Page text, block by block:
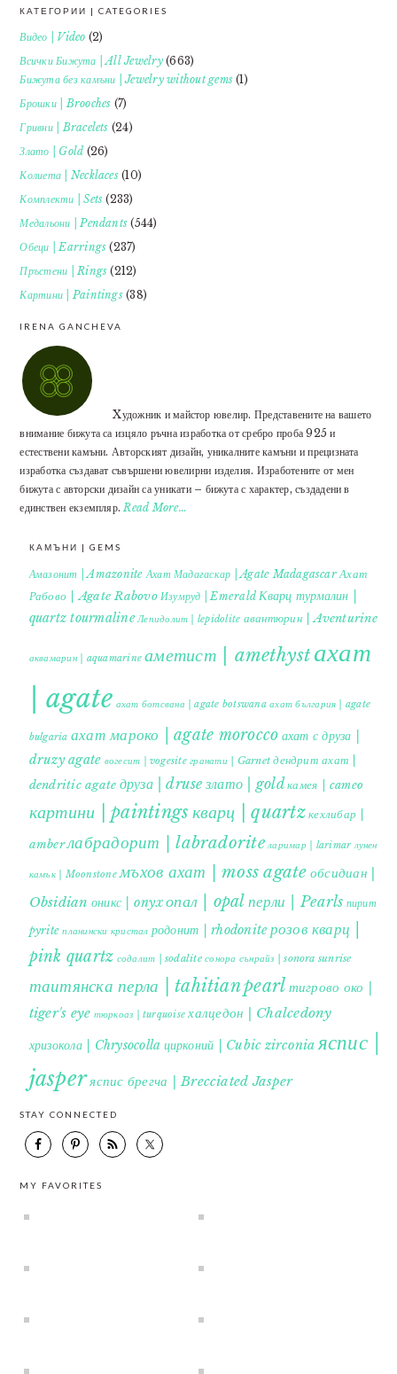
FOOTER
КАТЕГОРИИ | CATEGORIES
Видео | Video (2)
Всички Бижута | All Jewelry(663)
Бижута без камъни | Jewelry without gems (1)
Брошки | Brooches (7)
Гривни | Bracelets (24)
Злато | Gold (26)
Колиета | Necklaces(10)
Комплекти | Sets (233)
Медальони | Pendants (544)
Обеци | Earrings (237)
Пръстени | Rings (212)
Картини | Paintings(38)
IRENA GANCHEVA
Xудожник и майстор ювелир. Представените на вашето
внимание бижута са изцяло ръчна изработка от сребро проба 925 и
естествени камъни. Авторският дизайн, уникалните камъни и прецизната
изработка създават съвършени ювелирни изделия. Изработените от мен
бижута с авторски дизайн са уникати – бижута с характер, създадени в
единствен екземпляр.Read More…
КАМЪНИ | GEMS
Амазонит | Amazonite Ахат Мадагаскар | Agate Madagascar Ахат
Рабово | Agate Rabovo Изумруд | Emerald Кварц турмалин |
quartz tourmaline Лепидолит | lepidolite авантюрин | Aventurine
аквамарин | aquamarine аметист | amethystахат
| agate ахат ботсвана | agate botswana ахат българия | agate
bulgaria ахат мароко | agate morocco ахат с друза |
druzy agate вогесит | vogesite гранати | Garnet дендрит ахат |
dendritic agate друза | druse злато | gold камея | cameo
картини | paintings кварц | quartzкехлибар |
amberлабрадорит | labradorite ларимар | larimar лунен
камък | Moonstone мъхов ахат | moss agate обсидиан |
Obsidian оникс | onyxопал | opal перли | Pearls пирит |
pyrite планински кристал родонит | rhodonite розов кварц |
pink quartz содалит | sodalite сонора сънрайз | sonora sunrise
таитянска перла | tahitian pearl тигрово око |
tiger's eye тюркоаз | turquoise халцедон | Chalcedony
хризокола | Chrysocolla цирконий | Cubic zirconia яспис |
jasperяспис брегча | Brecciated Jasper
STAY CONNECTED
MY FAVORITES